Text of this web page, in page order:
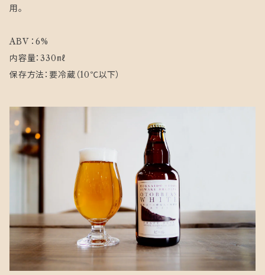
用。
ABV ：6%
内容量：330㎖
保存方法：要冷蔵（10℃以下）